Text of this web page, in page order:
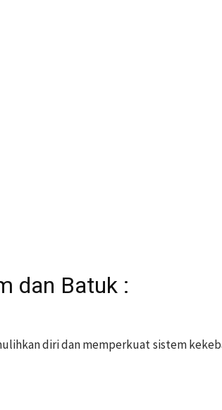
dan Batuk :
diri dan memperkuat sistem